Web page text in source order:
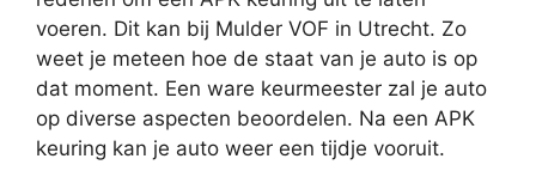
voeren. Dit kan bij Mulder VOF in Utrecht. Zo
weet je meteen hoe de staat van je auto is op
dat moment. Een ware keurmeester zal je auto
op diverse aspecten beoordelen. Na een APK
keuring kan je auto weer een tijdje vooruit.